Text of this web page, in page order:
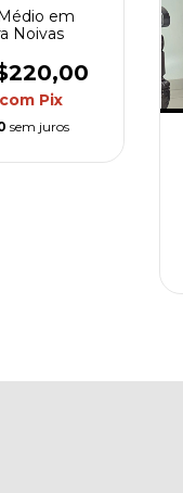
em
Noivas
com Pix
sem juros